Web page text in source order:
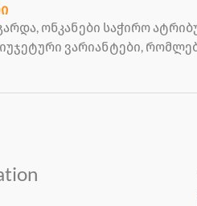
ონკანები საჭირო
ვარიანტები,